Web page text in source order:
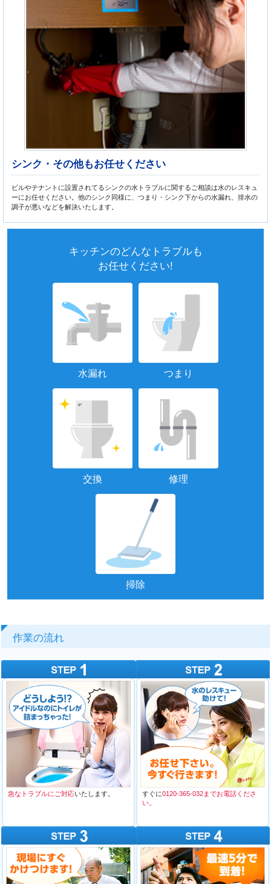
シンク・その他もお任せください
ビルやテナントに設置されてるシンクの水トラブルに関するご相談は水のレスキュ
ーにお任せください。他のシンク同様に、つまり・シンク下からの水漏れ、排水の
調子が悪いなどを解決いたします。
キッチンのどんなトラブルも
お任せください!
水漏れ つまり
交換 修理
掃除
作業の流れ
急なトラブルにご対応いたします。 すぐに0120-365-032までお電話くださ
い。